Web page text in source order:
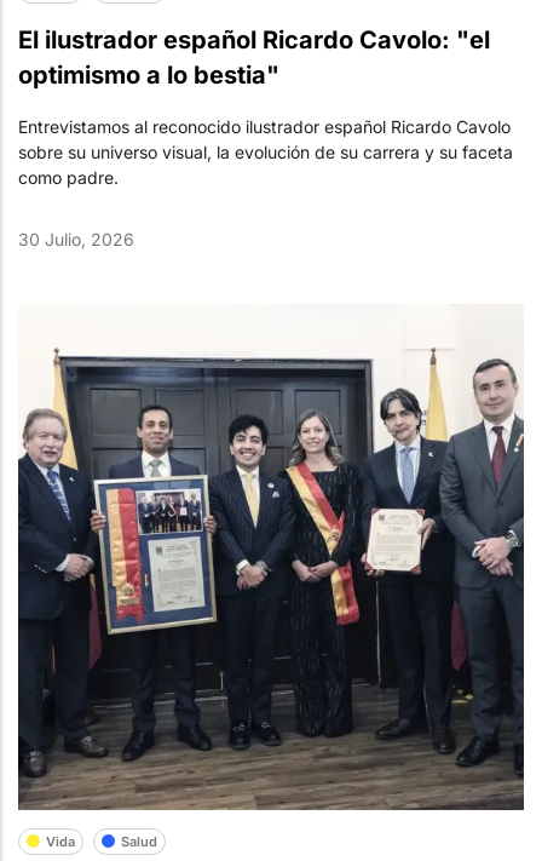
El ilustrador español Ricardo Cavolo: "el
optimismo a lo bestia"
Entrevistamos al reconocido ilustrador español Ricardo Cavolo
sobre su universo visual, la evolución de su carrera y su faceta
como padre.
30 Julio, 2026
Vida Salud